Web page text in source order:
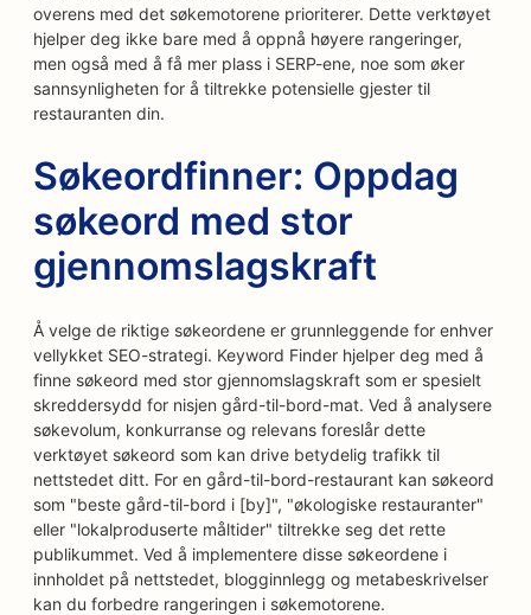
overens med det søkemotorene prioriterer. Dette verktøyet
hjelper deg ikke bare med å oppnå høyere rangeringer,
men også med å få mer plass i SERP-ene, noe som øker
sannsynligheten for å tiltrekke potensielle gjester til
restauranten din.
Søkeordfinner: Oppdag
søkeord med stor
gjennomslagskraft
Å velge de riktige søkeordene er grunnleggende for enhver
vellykket SEO-strategi. Keyword Finder hjelper deg med å
finne søkeord med stor gjennomslagskraft som er spesielt
skreddersydd for nisjen gård-til-bord-mat. Ved å analysere
søkevolum, konkurranse og relevans foreslår dette
verktøyet søkeord som kan drive betydelig trafikk til
nettstedet ditt. For en gård-til-bord-restaurant kan søkeord
som "beste gård-til-bord i [by]", "økologiske restauranter"
eller "lokalproduserte måltider" tiltrekke seg det rette
publikummet. Ved å implementere disse søkeordene i
innholdet på nettstedet, blogginnlegg og metabeskrivelser
kan du forbedre rangeringen i søkemotorene.